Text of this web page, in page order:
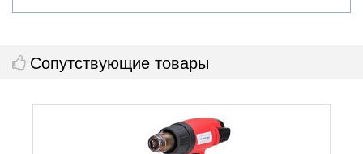
Сопутствующие товары